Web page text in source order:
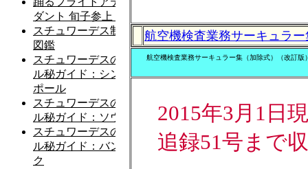
航空機検査業務サーキュラー
航空機検査業務サーキュラー集（加除式）（改訂版
2015年3月1日
追録51号まで